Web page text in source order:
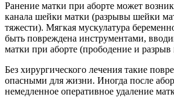
Ранение матки при aбopте может
канала шейки матки (разрывы шейки
тяжести). Мягкая мускулатура
быть повреждена инструментами,
матки при aбopте (прободение и разрыв
Без хирургического лечения такие
опасными для жизни. Иногда после
немедленное оперативное удаление